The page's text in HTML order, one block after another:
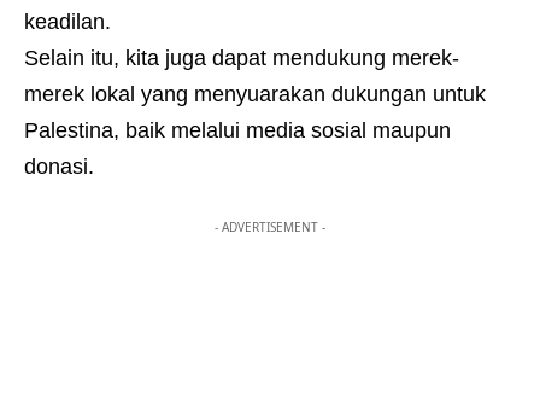
keadilan.
Selain itu, kita juga dapat mendukung merek-
merek lokal yang menyuarakan dukungan untuk
Palestina, baik melalui media sosial maupun
donasi.
- ADVERTISEMENT -